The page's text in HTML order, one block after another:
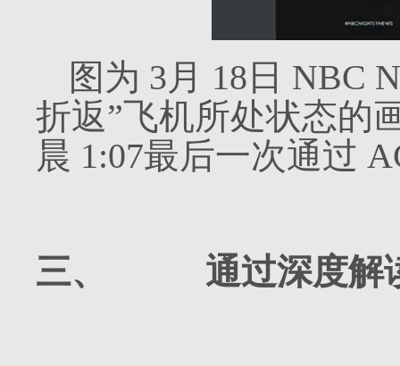
图为 3月 18 日 NBC
折返”飞机所处状态的
晨 1:07最后一次通过
三、 通过深度解